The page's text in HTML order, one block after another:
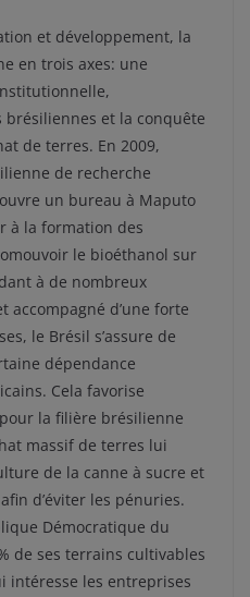
et développement, la
en trois axes: une
brésiliennes et la conquête
de terres. En 2009,
de recherche
un bureau à Maputo
à la formation des
le bioéthanol sur
à de nombreux
d’une forte
le Brésil s’assure de
dépendance
Cela favorise
la filière brésilienne
massif de terres lui
de la canne à sucre et
d’éviter les pénuries.
Démocratique du
de ses terrains cultivables
intéresse les entreprises